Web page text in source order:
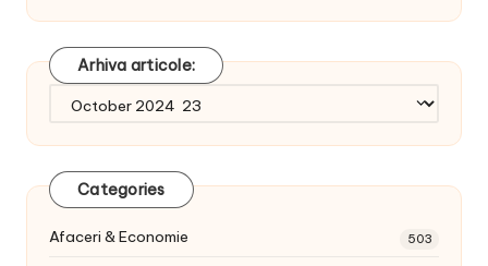
Arhiva articole:
Categories
Afaceri & Economie 503